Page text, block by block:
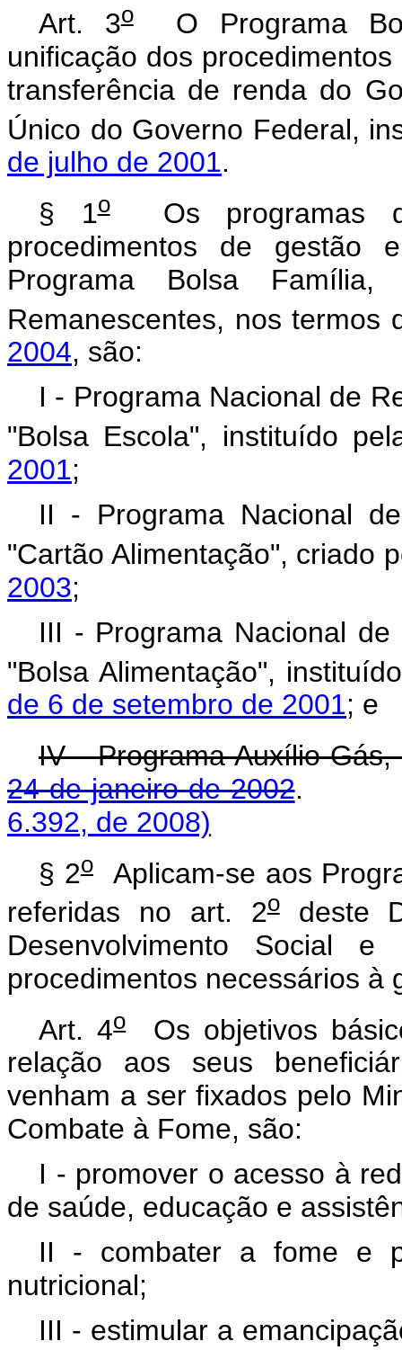
Art. 3oO Programa
unificação dos
transferência de renda do
Único do Governo Federal,
de julho de 2001.
§ 1oOs programas
procedimentos de gestão
Programa Bolsa Família,
Remanescentes, nos termos
2004, são:
I - Programa Nacional de
"Bolsa Escola", instituído
2001;
II - Programa Nacional
"Cartão Alimentação", criado
2003;
III - Programa Nacional
"Bolsa Alimentação",
de 6 de setembro de 2001; e
IV - Programa Auxílio-
24 de janeiro de 2002
6.392, de 2008)
§ 2oAplicam-se aos
referidas no art. 2odeste
Desenvolvimento Social
procedimentos necessários à
Art. 4oOs objetivos
relação aos seus
venham a ser fixados pelo
Combate à Fome, são:
I - promover o acesso à
de saúde, educação e
II - combater a fome e
nutricional;
III - estimular a